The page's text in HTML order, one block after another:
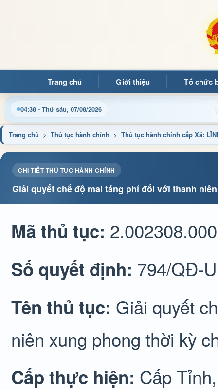
Trang chủ Giới thiệu Tổ chức
04:38 - Thứ sáu, 07/08/2026
Trang thông tin điện tử xã Mường Ảng Cập nhật
Trang chủ > Thủ tục hành chính > Thủ tục hành chính cấp Xã:
CHI TIẾT THỦ TỤC HÀNH CHÍNH
Giải quyết chế độ mai táng phí đối với thanh
Mã thủ tục:
Số quyết định: 794/QĐ-
Tên thủ tục: Giải quyết
niên xung phong thời kỳ
Cấp thực hiện: Cấp